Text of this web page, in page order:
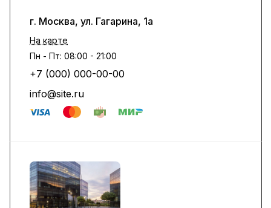
г. Москва, ул. Гагарина, 1а
На карте
Пн - Пт: 08:00 - 21:00
+7 (000) 000-00-00
info@site.ru